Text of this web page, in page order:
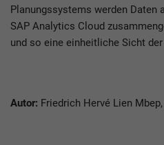
Planungssystems werden Daten
SAP Analytics Cloud
und so eine einheitliche Sicht
Autor: Friedrich Hervé Lien